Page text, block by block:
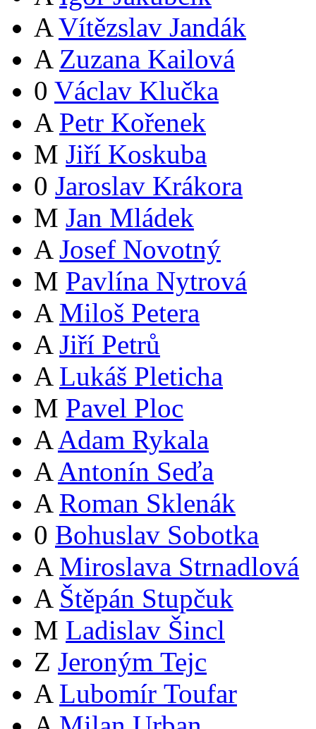
A Vítězslav Jandák
A Zuzana Kailová
0 Václav Klučka
A Petr Kořenek
M Jiří Koskuba
0 Jaroslav Krákora
M Jan Mládek
A Josef Novotný
M Pavlína Nytrová
A Miloš Petera
A Jiří Petrů
A Lukáš Pleticha
M Pavel Ploc
A Adam Rykala
A Antonín Seďa
A Roman Sklenák
0 Bohuslav Sobotka
A Miroslava Strnadlová
A Štěpán Stupčuk
M Ladislav Šincl
Z Jeroným Tejc
A Lubomír Toufar